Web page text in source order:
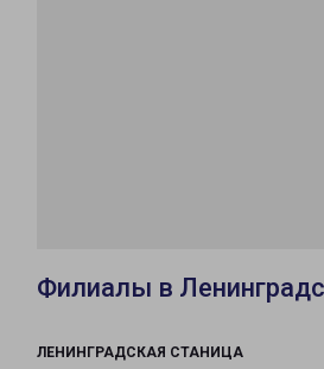
Филиалы в
ЛЕНИНГРАДСКАЯ СТАНИЦА